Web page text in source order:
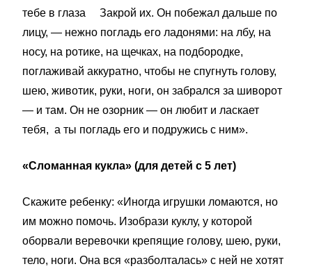
тебе в глаза Закрой их. Он побежал дальше по
лицу, — нежно погладь его ладонями: на лбу, на
носу, на ротике, на щечках, на подбородке,
поглаживай аккуратно, чтобы не спугнуть голову,
шею, животик, руки, ноги, он забрался за шиворот
— и там. Он не озорник — он любит и ласкает
тебя, а ты погладь его и подружись с ним».
«Сломанная кукла» (для детей с 5 лет)
Скажите ребенку: «Иногда игрушки ломаются, но
им можно помочь. Изобрази куклу, у которой
оборвали веревочки крепящие голову, шею, руки,
тело, ноги. Она вся «разболталась» с ней не хотят